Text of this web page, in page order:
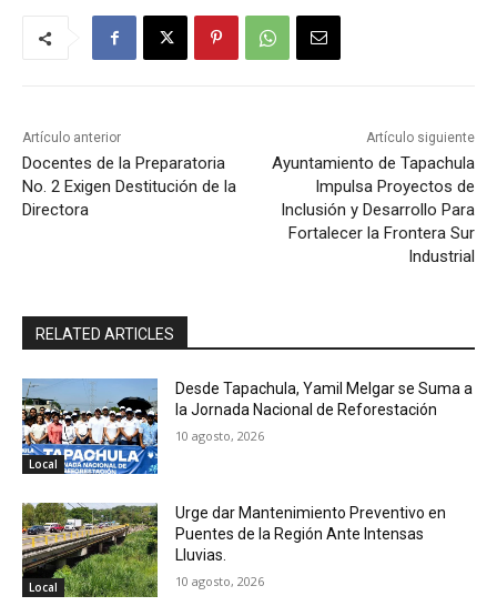
Artículo anterior
Docentes de la Preparatoria
No. 2 Exigen Destitución de la
Directora
Artículo siguiente
Ayuntamiento de Tapachula
Impulsa Proyectos de
Inclusión y Desarrollo Para
Fortalecer la Frontera Sur
Industrial
RELATED ARTICLES
Local
Desde Tapachula, Yamil Melgar se Suma a
la Jornada Nacional de Reforestación
10 agosto, 2026
Local
Urge dar Mantenimiento Preventivo en
Puentes de la Región Ante Intensas
Lluvias.
10 agosto, 2026